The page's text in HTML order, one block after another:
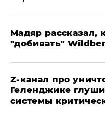
Мадяр рассказал,
"добивать"
Z-канал про
Геленджике
системы